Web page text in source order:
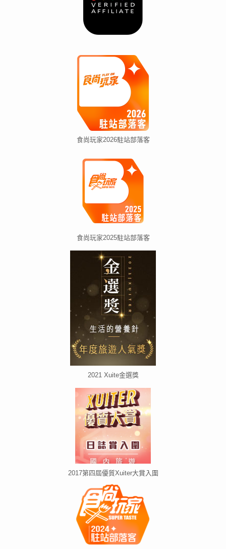
食尚玩家2026駐站部落客
食尚玩家2025駐站部落客
2021 Xuite金選獎
2017第四屆優質Xuiter大賞入圍